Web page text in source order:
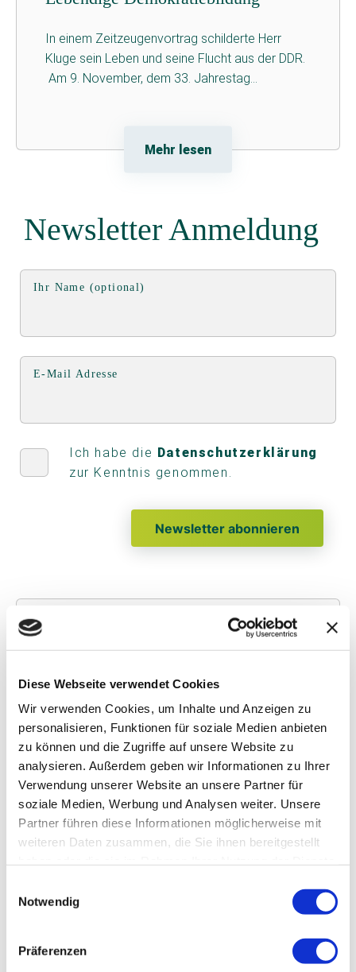
Diese Webseite verwendet Cookies
Wir verwenden Cookies, um Inhalte und Anzeigen zu
personalisieren, Funktionen für soziale Medien anbieten
zu können und die Zugriffe auf unsere Website zu
analysieren. Außerdem geben wir Informationen zu Ihrer
Verwendung unserer Website an unsere Partner für
soziale Medien, Werbung und Analysen weiter. Unsere
Partner führen diese Informationen möglicherweise mit
weiteren Daten zusammen, die Sie ihnen bereitgestellt
Notwendig
Präferenzen
In einem Zeitzeugenvortrag schilderte Herr
Kluge sein Leben und seine Flucht aus der DDR.
Am 9. November, dem 33. Jahrestag...
Mehr lesen
Newsletter Anmeldung
Ihr Name (optional)
E-Mail Adresse
Ich habe die Datenschutzerklärung
zur Kenntnis genommen.
Newsletter abonnieren
Einladung zum Weihnachtsmarkt
Am ersten Adventssonntag (27. November
2022) von 11-17 Uhr öffnet der
Weihnachtsmarkt am Birklehof nach
zwei Jahren...